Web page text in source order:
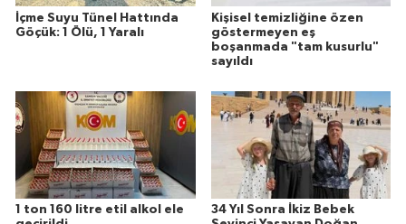
İçme Suyu Tünel Hattında
Göçük: 1 Ölü, 1 Yaralı
Kişisel temizliğine özen
göstermeyen eş
boşanmada "tam kusurlu"
sayıldı
1 ton 160 litre etil alkol ele
34 Yıl Sonra İkiz Bebek